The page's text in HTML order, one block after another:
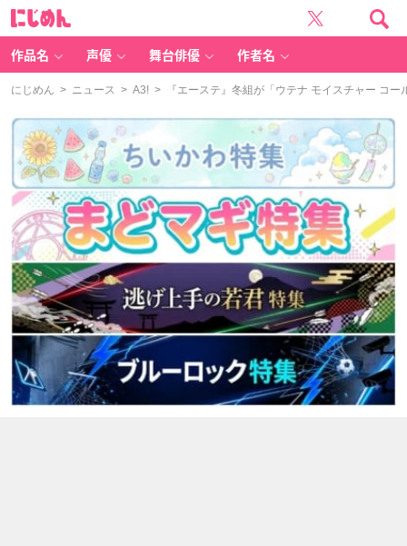
作品名 声優 舞台俳優 作者名
にじめん > ニュース > A3! > 『エーステ』冬組が「ウテナ モイスチャー コ